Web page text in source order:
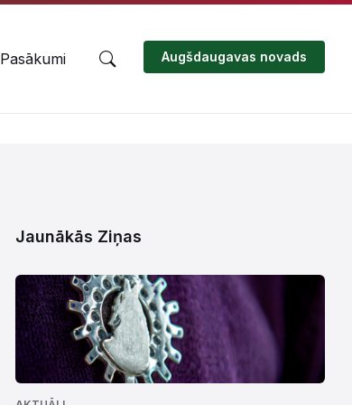
Pasākumi Augšdaugavas novads
Jaunākās Ziņas